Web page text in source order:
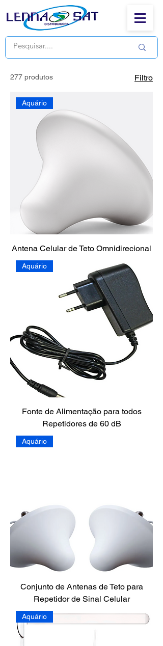
277 produtos Filtro
Aquário
Antena Celular de Teto Omnidirecional
Aquário
Fonte de Alimentação para todos
Repetidores de 60 dB
Aquário
Conjunto de Antenas de Teto para
Repetidor de Sinal Celular
Aquário